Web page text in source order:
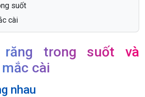
suốt
cài
răng trong suốt và
cài
nhau